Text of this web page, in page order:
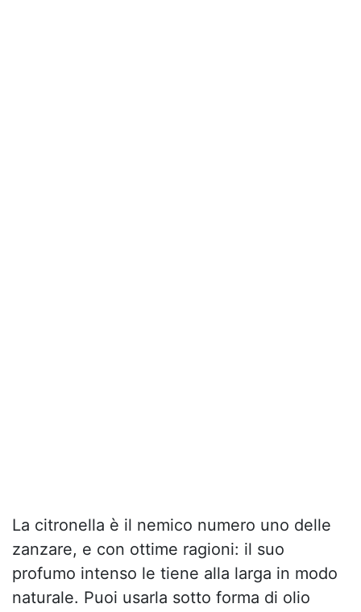
La citronella è il nemico numero uno delle
zanzare, e con ottime ragioni: il suo
profumo intenso le tiene alla larga in modo
naturale. Puoi usarla sotto forma di olio